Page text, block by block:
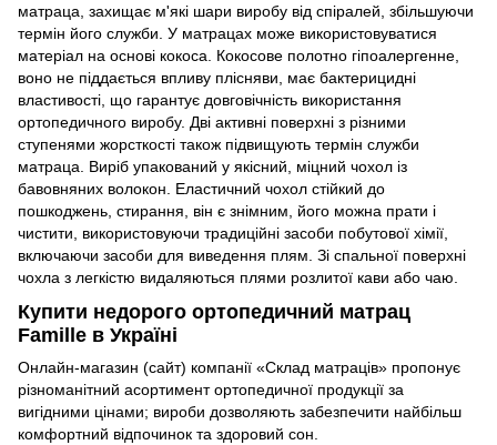
матраца, захищає м'які шари виробу від спіралей, збільшуючи
термін його служби. У матрацах може використовуватися
матеріал на основі кокоса. Кокосове полотно гіпоалергенне,
воно не піддається впливу плісняви, має бактерицидні
властивості, що гарантує довговічність використання
ортопедичного виробу. Дві активні поверхні з різними
ступенями жорсткості також підвищують термін служби
матраца. Виріб упакований у якісний, міцний чохол із
бавовняних волокон. Еластичний чохол стійкий до
пошкоджень, стирання, він є знімним, його можна прати і
чистити, використовуючи традиційні засоби побутової хімії,
включаючи засоби для виведення плям. Зі спальної поверхні
чохла з легкістю видаляються плями розлитої кави або чаю.
Купити недорого ортопедичний матрац
Famille в Україні
Онлайн-магазин (сайт) компанії «Склад матраців» пропонує
різноманітний асортимент ортопедичної продукції за
вигідними цінами; вироби дозволяють забезпечити найбільш
комфортний відпочинок та здоровий сон.